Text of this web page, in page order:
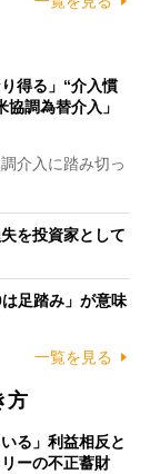
得る」“介入慣
調為替介入」
介入に踏み切っ
を投資家として
足踏み」が意味
一覧を見る
方
る」利益相反と
ーの不正蓄財